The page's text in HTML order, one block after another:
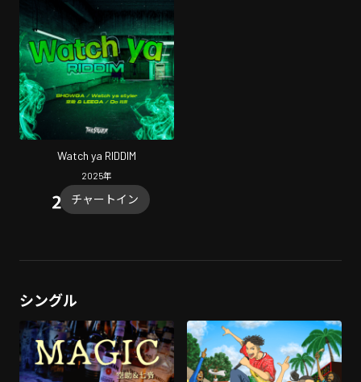
Watch ya RIDDIM
2025年
チャートイン
シングル